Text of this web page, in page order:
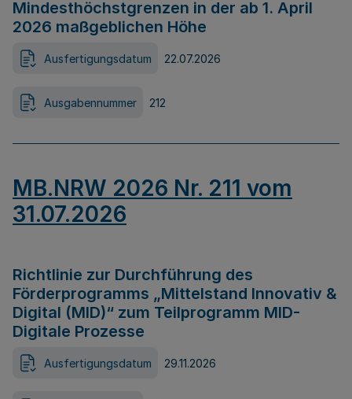
Mindesthöchstgrenzen in der ab 1. April
2026 maßgeblichen Höhe
Ausfertigungsdatum 22.07.2026
Ausgabennummer 212
MB.NRW 2026 Nr. 211 vom
31.07.2026
Richtlinie zur Durchführung des
Förderprogramms „Mittelstand Innovativ &
Digital (MID)“ zum Teilprogramm MID-
Digitale Prozesse
Ausfertigungsdatum 29.11.2026